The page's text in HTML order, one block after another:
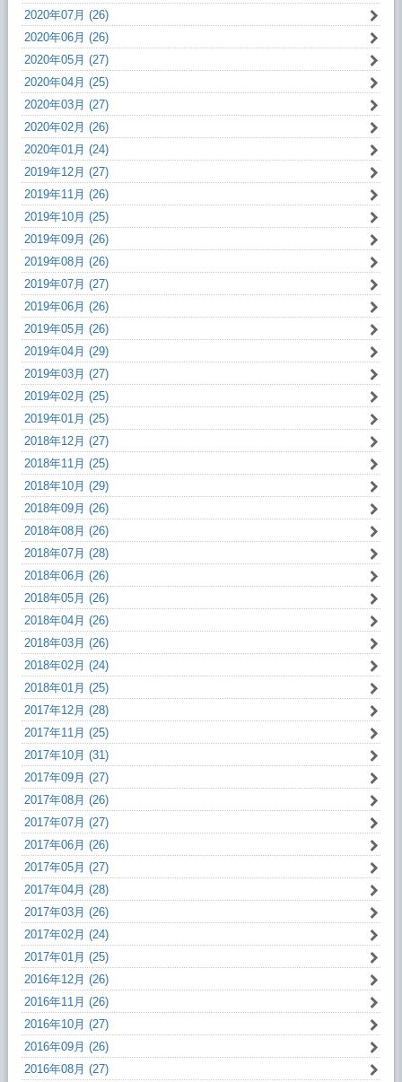
2020年07月 (26)
2020年06月 (26)
2020年05月 (27)
2020年04月 (25)
2020年03月 (27)
2020年02月 (26)
2020年01月 (24)
2019年12月 (27)
2019年11月 (26)
2019年10月 (25)
2019年09月 (26)
2019年08月 (26)
2019年07月 (27)
2019年06月 (26)
2019年05月 (26)
2019年04月 (29)
2019年03月 (27)
2019年02月 (25)
2019年01月 (25)
2018年12月 (27)
2018年11月 (25)
2018年10月 (29)
2018年09月 (26)
2018年08月 (26)
2018年07月 (28)
2018年06月 (26)
2018年05月 (26)
2018年04月 (26)
2018年03月 (26)
2018年02月 (24)
2018年01月 (25)
2017年12月 (28)
2017年11月 (25)
2017年10月 (31)
2017年09月 (27)
2017年08月 (26)
2017年07月 (27)
2017年06月 (26)
2017年05月 (27)
2017年04月 (28)
2017年03月 (26)
2017年02月 (24)
2017年01月 (25)
2016年12月 (26)
2016年11月 (26)
2016年10月 (27)
2016年09月 (26)
2016年08月 (27)